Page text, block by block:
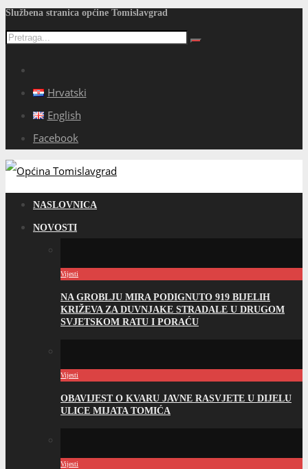
Službena stranica općine Tomislavgrad
Hrvatski
English
Facebook
NASLOVNICA
NOVOSTI
Vijesti
NA GROBLJU MIRA PODIGNUTO 919 BIJELIH
KRIŽEVA ZA DUVNJAKE STRADALE U DRUGOM
SVJETSKOM RATU I PORAĆU
Vijesti
OBAVIJEST O KVARU JAVNE RASVJETE U DIJELU
ULICE MIJATA TOMIĆA
Vijesti